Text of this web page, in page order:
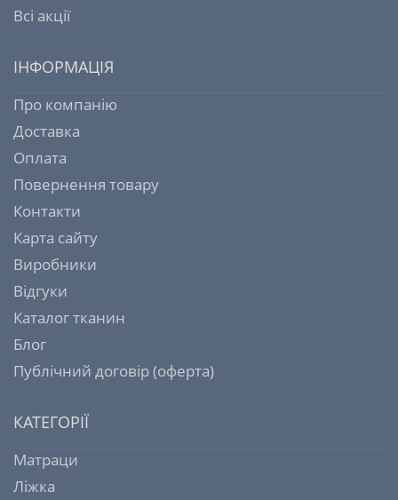
Всі акції
ІНФОРМАЦІЯ
Про компанію
Доставка
Оплата
Повернення товару
Контакти
Карта сайту
Виробники
Відгуки
Каталог тканин
Блог
Публічний договір (оферта)
КАТЕГОРІЇ
Матраци
Ліжка